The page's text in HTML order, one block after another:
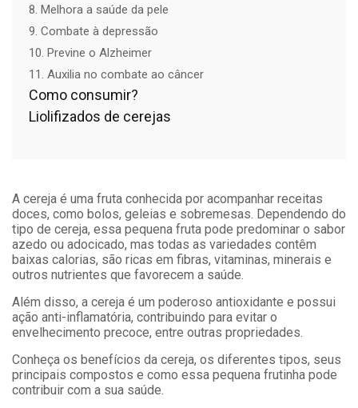
8. Melhora a saúde da pele
9. Combate à depressão
10. Previne o Alzheimer
11. Auxilia no combate ao câncer
Como consumir?
Liolifizados de cerejas
A cereja é uma fruta conhecida por acompanhar receitas
doces, como bolos, geleias e sobremesas. Dependendo do
tipo de cereja, essa pequena fruta pode predominar o sabor
azedo ou adocicado, mas todas as variedades contêm
baixas calorias, são ricas em fibras, vitaminas, minerais e
outros nutrientes que favorecem a saúde.
Além disso, a cereja é um poderoso antioxidante e possui
ação anti-inflamatória, contribuindo para evitar o
envelhecimento precoce, entre outras propriedades.
Conheça os benefícios da cereja, os diferentes tipos, seus
principais compostos e como essa pequena frutinha pode
contribuir com a sua saúde.